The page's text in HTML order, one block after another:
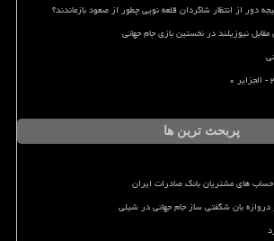
نیوزیلند در نخستین بازی جام جهانی
پربحث ترین ها
های مشتریان بانک صادرات ایران
دروازه بان شگفتی ساز جام جهانی در شیلی